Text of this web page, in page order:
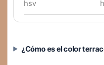
hsv
¿Cómo es el color